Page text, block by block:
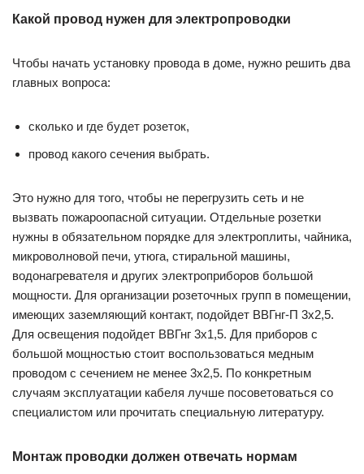
Какой провод нужен для электропроводки
Чтобы начать установку провода в доме, нужно решить два
главных вопроса:
сколько и где будет розеток,
провод какого сечения выбрать.
Это нужно для того, чтобы не перегрузить сеть и не
вызвать пожароопасной ситуации. Отдельные розетки
нужны в обязательном порядке для электроплиты, чайника,
микроволновой печи, утюга, стиральной машины,
водонагревателя и других электроприборов большой
мощности. Для организации розеточных групп в помещении,
имеющих заземляющий контакт, подойдет ВВГнг-П 3х2,5.
Для освещения подойдет ВВГнг 3х1,5. Для приборов с
большой мощностью стоит воспользоваться медным
проводом с сечением не менее 3х2,5. По конкретным
случаям эксплуатации кабеля лучше посоветоваться со
специалистом или прочитать специальную литературу.
Монтаж проводки должен отвечать нормам